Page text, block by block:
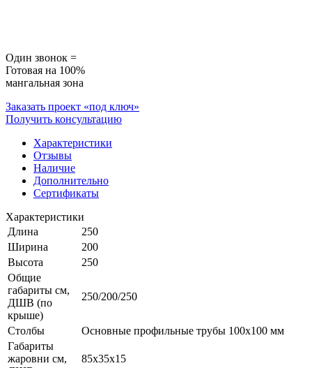
Один звонок =
Готовая на 100%
мангальная зона
Заказать проект «под ключ»
Получить консультацию
Характеристики
Отзывы
Наличие
Дополнительно
Сертификаты
Характеристики
Длина
250
Ширина
200
Высота
250
Общие
габариты см,
ДШВ (по
крыше)
250/200/250
Столбы
Основные профильные трубы 100x100 мм
Габариты
жаровни см,
85x35x15